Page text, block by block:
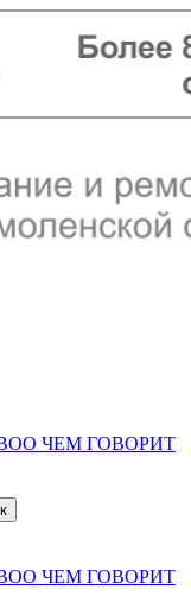
О ЧЕМ ГОВОРИТ
О ЧЕМ ГОВОРИТ